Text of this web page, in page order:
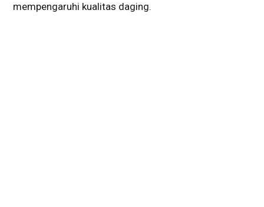
mempengaruhi kualitas daging.